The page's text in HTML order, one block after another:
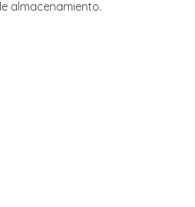
almacenamiento.